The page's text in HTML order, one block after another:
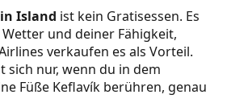
gewinnt)
vs. Layover, ganz einfach
an?
Island ist kein Gratisessen. Es
und deiner Fähigkeit,
verkaufen es als Vorteil.
sich nur, wenn du in dem
Füße Keflavík berühren, genau